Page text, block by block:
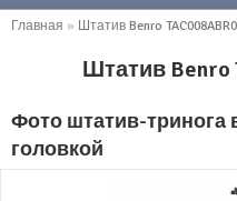
Главная » Штатив Benro
Штатив Benro
Фото штатив-тринога
головкой